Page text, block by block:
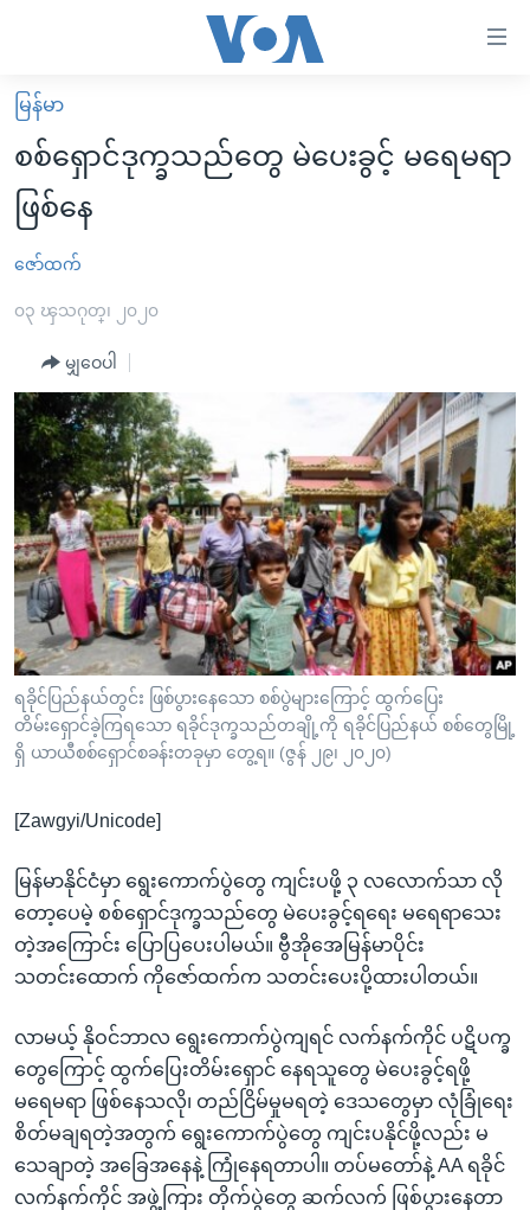
လွယ်ကူ
စေ
သည့်
Link
များ
ပင်မ
ကျော်
ကြည့်
ရန်
ပင်မ
အ
ညွန်း
စာမျက်နှာ
သို့
ကျော်
ကြည့်
ရန်
ရှာဖွေ
နေရာ
ကျော်
ရန်
မူလစာမျက်နှာ
မြန်မာ
ကမ္ဘာ့သတင်းများ
နိုင်ငံတကာ
အစ္စရေး-ပါလက်စတိုင်း
ဗွီဒီယို
အင်္ဂလိပ်စာလေ့လာမယ်
အမေရိကန်သုံးအီဒီယံ
မကြေးမုံရဲ့ အင်္ဂလိပ်စာ
ရုပ်ရှင်ထဲက အင်္ဂလိပ်စာ
သုတပဒေသာ အင်္ဂလိပ်စာ
အပတ်စဉ်ကဏ္ဍများ
ရေဒီယို
တီဗွီ
ရေဒီယိုနှင့်ရုပ်သံ အချက်အလက်များ
ရေဒီယို/တီဗွီအစီအစဉ်
Learning English
ဗွီအိုအေ လူမှုကွန်ယက်များ
ဘာသာစကားများ
မြန်မာ
စစ်ရှောင်ဒုက္ခသည်တွေ မဲပေးခွင့် မရေမရာ
ဖြစ်နေ
ဇော်ထက်
၀၃ ၾသဂုတ္၊ ၂၀၂၀
မျှဝေပါ
ရခိုင်ပြည်နယ်တွင်း ဖြစ်ပွားနေသော စစ်ပွဲများကြောင့် ထွက်ပြေး
တိမ်းရှောင်ခဲ့ကြရသော ရခိုင်ဒုက္ခသည်တချို့ကို ရခိုင်ပြည်နယ် စစ်တွေမြို့
ရှိ ယာယီစစ်ရှောင်စခန်းတခုမှာ တွေ့ရ။ (ဇွန် ၂၉၊ ၂၀၂၀)
[Zawgyi/Unicode]
မြန်မာနိုင်ငံမှာ ရွေးကောက်ပွဲတွေ ကျင်းပဖို့ ၃ လလောက်သာ လို
တော့ပေမဲ့ စစ်ရှောင်ဒုက္ခသည်တွေ မဲပေးခွင့်ရရေး မရေရာသေး
တဲ့အကြောင်း ပြောပြပေးပါမယ်။ ဗွီအိုအေမြန်မာပိုင်း
သတင်းထောက် ကိုဇော်ထက်က သတင်းပေးပို့ထားပါတယ်။
လာမယ့် နိုဝင်ဘာလ ရွေးကောက်ပွဲကျရင် လက်နက်ကိုင် ပဋိပက္ခ
တွေကြောင့် ထွက်ပြေးတိမ်းရှောင် နေရသူတွေ မဲပေးခွင့်ရဖို့
မရေမရာ ဖြစ်နေသလို၊ တည်ငြိမ်မှုမရတဲ့ ဒေသတွေမှာ လုံခြုံရေး
စိတ်မချရတဲ့အတွက် ရွေးကောက်ပွဲတွေ ကျင်းပနိုင်ဖို့လည်း မ
သေချာတဲ့ အခြေအနေနဲ့ ကြုံနေရတာပါ။ တပ်မတော်နဲ့ AA ရခိုင်
လက်နက်ကိုင် အဖွဲ့ကြား တိုက်ပွဲတွေ ဆက်လက် ဖြစ်ပွားနေတာ